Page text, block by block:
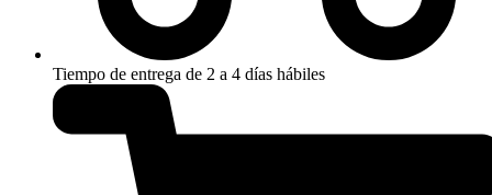
Tiempo de entrega de 2 a 4 días hábiles